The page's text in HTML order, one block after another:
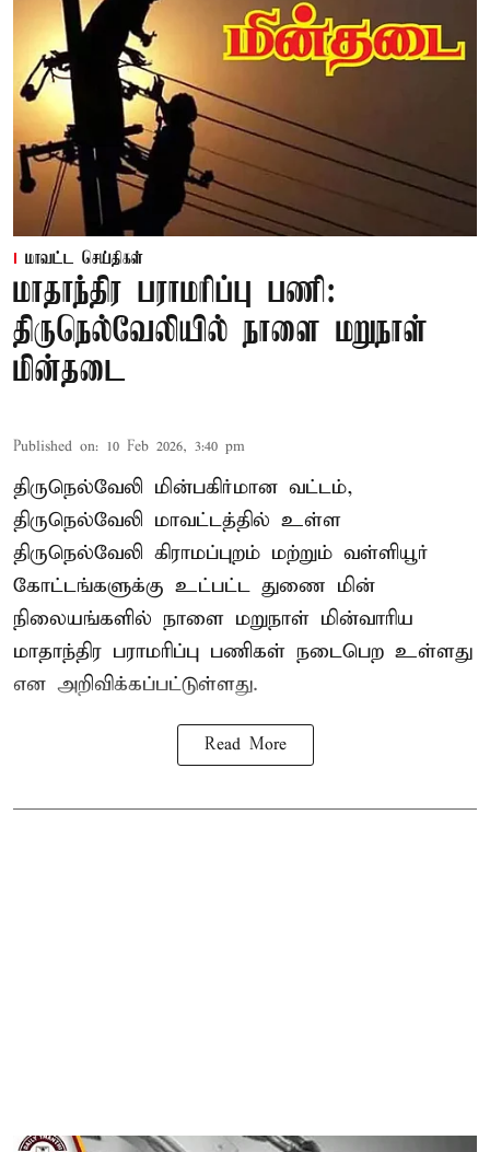
மாவட்ட செய்திகள்
மாதாந்திர பராமரிப்பு பணி:
திருநெல்வேலியில் நாளை மறுநாள்
மின்தடை
Published on: 10 Feb 2026, 3:40 pm
திருநெல்வேலி மின்பகிர்மான வட்டம்,
திருநெல்வேலி மாவட்டத்தில் உள்ள
திருநெல்வேலி கிராமப்புறம் மற்றும் வள்ளியூர்
கோட்டங்களுக்கு உட்பட்ட துணை மின்
நிலையங்களில் நாளை மறுநாள் மின்வாரிய
மாதாந்திர பராமரிப்பு பணிகள் நடைபெற உள்ளது
என அறிவிக்கப்பட்டுள்ளது.
Read More